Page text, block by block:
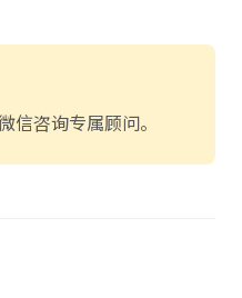
信咨询专属顾问。